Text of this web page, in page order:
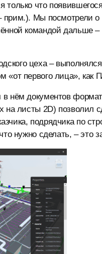
что
Мы посмотрели о
командой дальше
цеха –
первого лица», как
нём документов
листы 2D) позволил
подрядчика по
нужно сделать, – это